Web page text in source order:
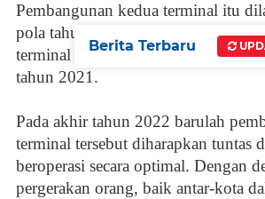
Pembangunan kedua terminal itu
pola tahun jamak (multi years).
terminal tersebut belum seluruhnya
tahun 2021.
Pada akhir tahun 2022 barulah
terminal tersebut diharapkan tuntas
beroperasi secara optimal. Dengan
pergerakan orang, baik antar-kota
Berita Terbaru